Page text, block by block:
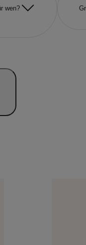
wen?